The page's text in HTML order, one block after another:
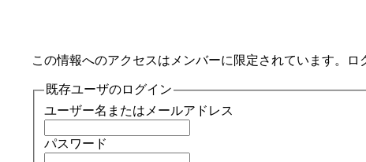
この情報へのアクセスはメンバーに限定されています。
既存ユーザのログイン
ユーザー名またはメールアドレス
パスワード